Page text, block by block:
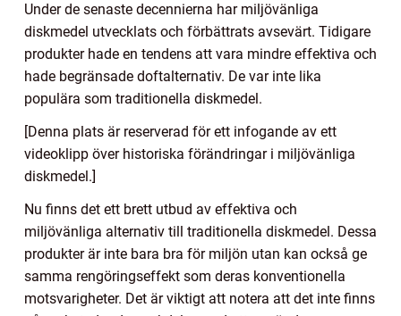
Under de senaste decennierna har miljövänliga
diskmedel utvecklats och förbättrats avsevärt. Tidigare
produkter hade en tendens att vara mindre effektiva och
hade begränsade doftalternativ. De var inte lika
populära som traditionella diskmedel.
[Denna plats är reserverad för ett infogande av ett
videoklipp över historiska förändringar i miljövänliga
diskmedel.]
Nu finns det ett brett utbud av effektiva och
miljövänliga alternativ till traditionella diskmedel. Dessa
produkter är inte bara bra för miljön utan kan också ge
samma rengöringseffekt som deras konventionella
motsvarigheter. Det är viktigt att notera att det inte finns